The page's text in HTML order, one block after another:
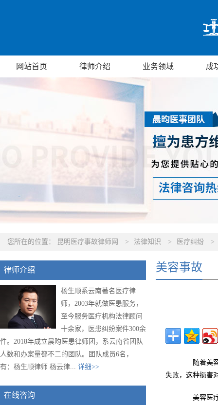
网站首页 律师介绍 业务领域 成
您所在的位置： 昆明医疗事故律师网 > 法律知识 > 医疗纠纷 >
律师介绍
杨生顺系云南著名医疗律
师，2003年就做医患服务，
至今服务医疗机构法律顾问
十余家，医患纠纷案件300余
件。2018年成立晨昀医患律师团，系云南省团队
人数和办案量都不二的团队。团队成员6名，
有：杨生顺律师 杨云律... 详细>>
在线咨询
美容事故
随着美容
失败，这种损害
美容医疗